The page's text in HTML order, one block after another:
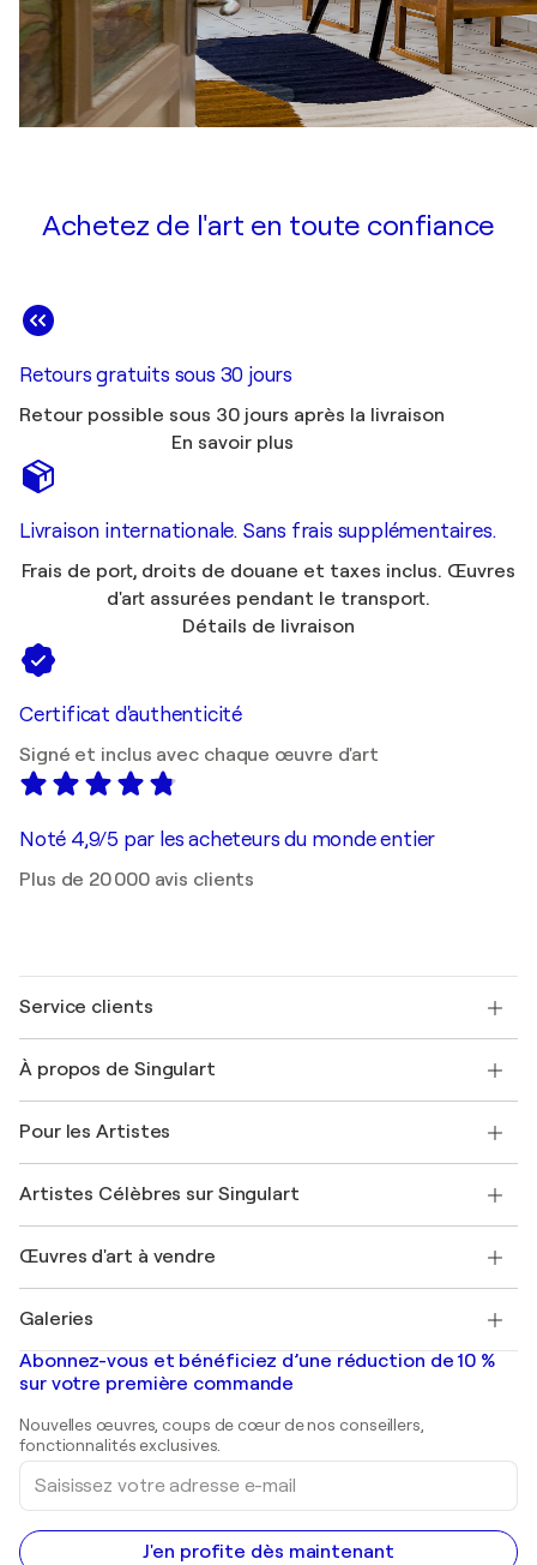
Achetez de l'art en toute confiance
Retours gratuits sous 30 jours
Retour possible sous 30 jours après la livraison
En savoir plus
Livraison internationale. Sans frais supplémentaires.
Frais de port, droits de douane et taxes inclus. Œuvres
d'art assurées pendant le transport.
Détails de livraison
Certificat d'authenticité
Signé et inclus avec chaque œuvre d'art
Noté 4,9/5 par les acheteurs du monde entier
Plus de 20 000 avis clients
Service clients
Expédition
Offrir une carte cadeau
Rejoignez notre programme commercial
Mon compte
+33 1 76 44 06 42
À propos de Singulart
FAQ
Magazine Singulart
Emplois
Découvrez une sélection d'art original
Pour les Artistes
Se connecter en tant qu'Artiste
Artistes Célèbres sur Singulart
Marc Chagall
Banksy
Mr. Brainwash
Shepard Fairey
Œuvres d'art à vendre
Tableaux abstraits à vendre
Peintures de paysage
Estampes
Peintures acryliques
Galeries
Galeries d'art en France
Galeries d'art en Belgique
Abonnez-vous et bénéficiez d’une réduction de 10 %
sur votre première commande
Nouvelles œuvres, coups de cœur de nos conseillers,
fonctionnalités exclusives.
Saisissez
votre
adresse
e-
mail
J'en profite dès maintenant